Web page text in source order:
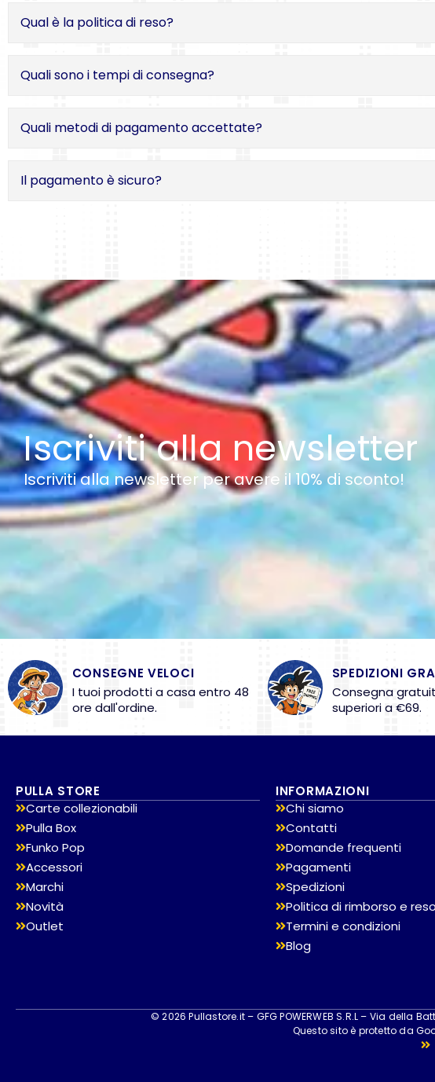
Qual è la politica di reso?
Quali sono i tempi di consegna?
Quali metodi di pagamento accettate?
Il pagamento è sicuro?
Iscriviti alla newsletter
Iscriviti alla newsletter per avere il 10% di sconto!
CONSEGNE VELOCI
I tuoi prodotti a casa entro 48
ore dall'ordine.
SPEDIZIONI
Consegna
superiori a €69.
PULLA STORE
Carte collezionabili
Pulla Box
Funko Pop
Accessori
Marchi
Novità
Outlet
INFORMAZIONI
Chi siamo
Contatti
Domande frequenti
Pagamenti
Spedizioni
Politica di rimborso e reso
Termini e condizioni
Blog
© 2026 Pullastore.it – GFG POWERWEB S.R.L – Via della
Questo sito è protetto da